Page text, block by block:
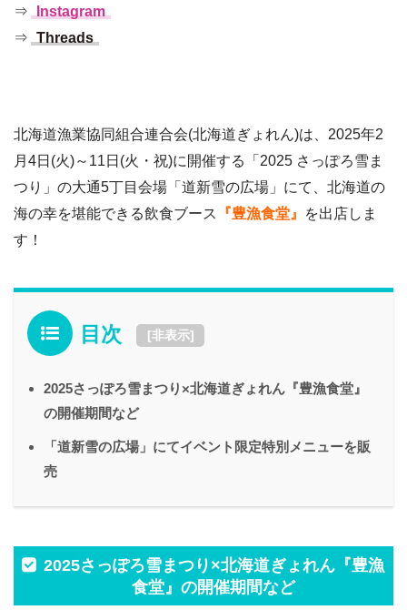
⇒
Instagram
⇒ Threads
北海道漁業協同組合連合会(北海道ぎょれん)は、2025年2
月4日(火)～11日(火・祝)に開催する「2025 さっぽろ雪ま
つり」の大通5丁目会場「道新雪の広場」にて、北海道の
海の幸を堪能できる飲食ブース
『豊漁食堂』
を出店しま
す！
目次 [非表示]
2025さっぽろ雪まつり×北海道ぎょれん『豊漁食堂』
の開催期間など
「道新雪の広場」にてイベント限定特別メニューを販
売
2025さっぽろ雪まつり×北海道ぎょれん『豊漁
食堂』の開催期間など